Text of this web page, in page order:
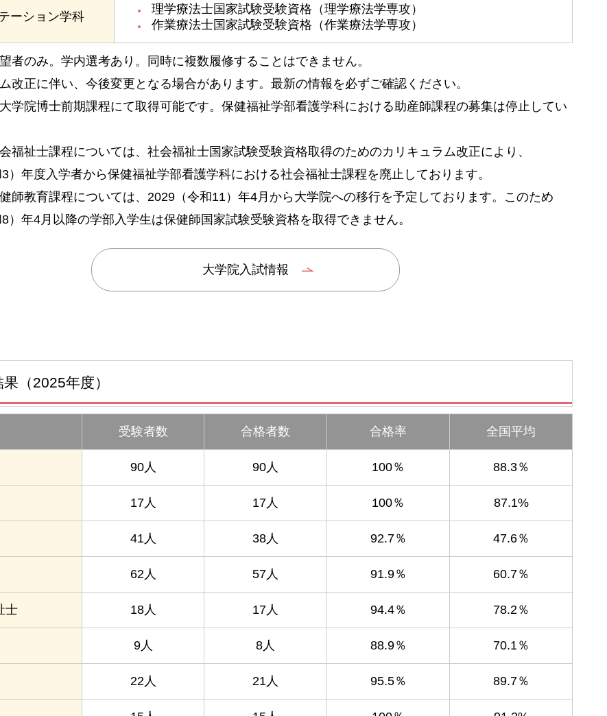
ーション学科
理学療法士国家試験受験資格（理学療法学専攻）
作業療法士国家試験受験資格（作業療法学専攻）
のみ。学内選考あり。同時に複数履修することはできません。
改正に伴い、今後変更となる場合があります。最新の情報を必ずご確認ください。
学院博士前期課程にて取得可能です。保健福祉学部看護学科における助産師課程の募集は停止してい
福祉士課程については、社会福祉士国家試験受験資格取得のためのカリキュラム改正により、
）年度入学者から保健福祉学部看護学科における社会福祉士課程を廃止しております。
師教育課程については、2029（令和11）年4月から大学院への移行を予定しております。このため
）年4月以降の学部入学生は保健師国家試験受験資格を取得できません。
大学院入試情報
（2025年度）
受験者数 合格者数 合格率 全国平均
90人 90人 100％ 88.3％
17人 17人 100％ 87.1%
41人 38人 92.7％ 47.6％
62人 57人 91.9％ 60.7％
士 18人 17人 94.4％ 78.2％
9人 8人 88.9％ 70.1％
22人 21人 95.5％ 89.7％